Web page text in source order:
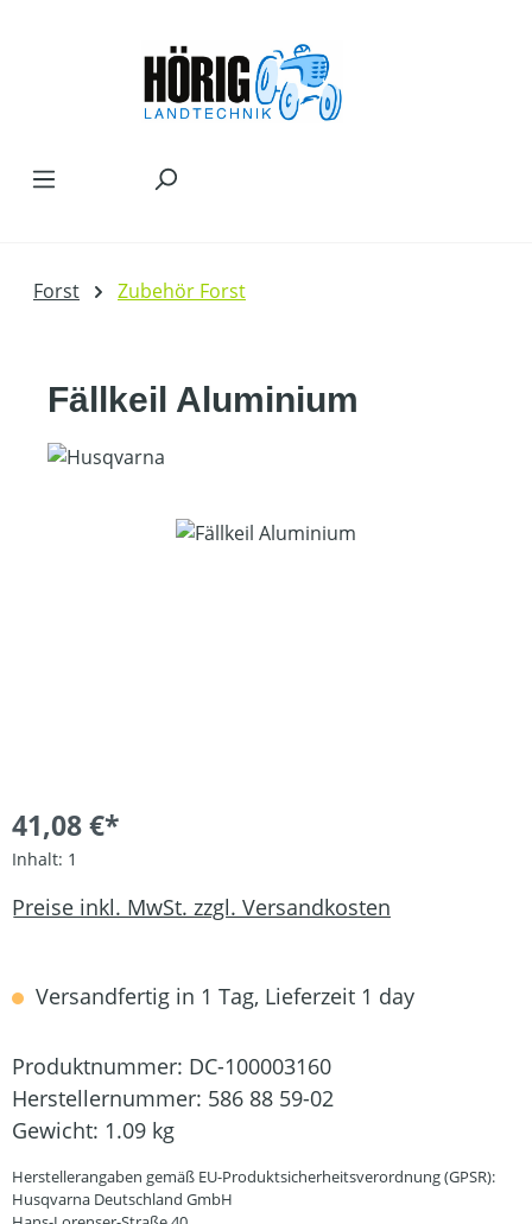
Forst Zubehör Forst
Fällkeil Aluminium
Bildergalerie überspringen
41,08 €*
Inhalt: 1
Preise inkl. MwSt. zzgl. Versandkosten
Versandfertig in 1 Tag, Lieferzeit 1 day
Produktnummer: DC-100003160
Herstellernummer: 586 88 59-02
Gewicht: 1.09 kg
Herstellerangaben gemäß EU-Produktsicherheitsverordnung (GPSR):
Husqvarna Deutschland GmbH